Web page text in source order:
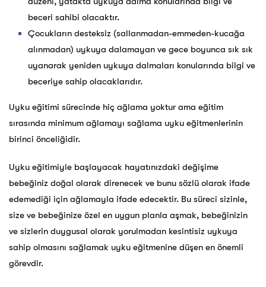
beceri sahibi olacaktır.
Çocukların desteksiz (sallanmadan-emmeden-kucağa
alınmadan) uykuya dalamayan ve gece boyunca sık sık
uyanarak yeniden uykuya dalmaları konularında bilgi ve
beceriye sahip olacaklarıdır.
Uyku eğitimi sürecinde hiç ağlama yoktur ama eğitim
sırasında minimum ağlamayı sağlama uyku eğitmenlerinin
birinci önceliğidir.
Uyku eğitimiyle başlayacak hayatınızdaki değişime
bebeğiniz doğal olarak direnecek ve bunu sözlü olarak ifade
edemediği için ağlamayla ifade edecektir. Bu süreci sizinle,
size ve bebeğinize özel en uygun planla aşmak, bebeğinizin
ve sizlerin duygusal olarak yorulmadan kesintisiz uykuya
sahip olmasını sağlamak uyku eğitmenine düşen en önemli
görevdir.